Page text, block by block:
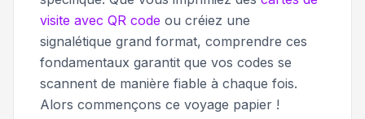
visite avec QR code ou créiez une
signalétique grand format, comprendre ces
fondamentaux garantit que vos codes se
scannent de manière fiable à chaque fois.
Alors commençons ce voyage papier !